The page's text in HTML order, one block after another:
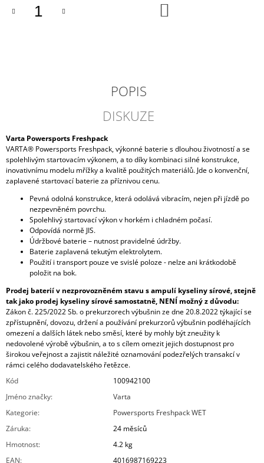
POPIS
DISKUZE
Varta Powersports Freshpack
VARTA® Powersports Freshpack, výkonné baterie s dlouhou životností a se
spolehlivým startovacím výkonem, a to díky kombinaci silné konstrukce,
inovativnímu modelu mřížky a kvalitě použitých materiálů. Jde o konvenční,
zaplavené startovací baterie za příznivou cenu.
Pevná odolná konstrukce, která odolává vibracím, nejen při jízdě po
nezpevněném povrchu.
Spolehlivý startovací výkon v horkém i chladném počasí.
Odpovídá normě JIS.
Údržbové baterie – nutnost pravidelné údržby.
Baterie zaplavená tekutým elektrolytem.
Použití i transport pouze ve svislé poloze - nelze ani krátkodobě
položit na bok.
Prodej baterií v nezprovozněném stavu s ampulí kyseliny sírové, stejně
tak jako prodej kyseliny sírové samostatně, NENÍ možný z důvodu:
Zákon č. 225/2022 Sb. o prekurzorech výbušnin ze dne 20.8.2022 týkající se
zpřístupnění, dovozu, držení a používání prekurzorů výbušnin podléhajících
omezení a dalších látek nebo směsí, které by mohly být zneužity k
nedovolené výrobě výbušnin, a to s cílem omezit jejich dostupnost pro
širokou veřejnost a zajistit náležité oznamování podezřelých transakcí v
rámci celého dodavatelského řetězce.
Kód
100942100
Jméno značky:
Varta
Kategorie:
Powersports Freshpack WET
Záruka:
24 měsíců
Hmotnost:
4.2 kg
EAN:
4016987169223
D52